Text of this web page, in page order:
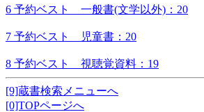
6 予約ベスト 一般書(文学以外)：20
7 予約ベスト 児童書：20
8 予約ベスト 視聴覚資料：19
[9]蔵書検索メニューへ
[0]TOPページへ